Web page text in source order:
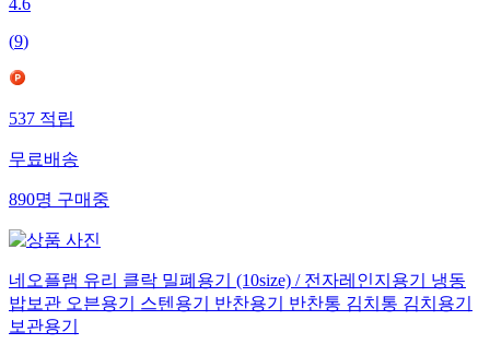
4.6
(9)
537적립
무료배송
890명구매중
네오플램 유리 클락 밀폐용기 (10size) / 전자레인지용기 냉동
밥보관 오븐용기 스텐용기 반찬용기 반찬통 김치통 김치용기
보관용기